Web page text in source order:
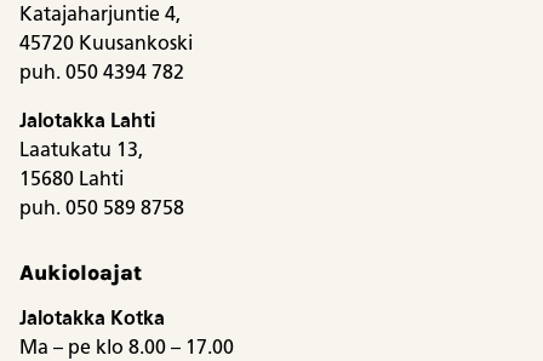
Katajaharjuntie 4,
45720 Kuusankoski
puh. 050 4394 782
Jalotakka Lahti
Laatukatu 13,
15680 Lahti
puh. 050 589 8758
Aukioloajat
Jalotakka Kotka
Ma – pe klo 8.00 – 17.00